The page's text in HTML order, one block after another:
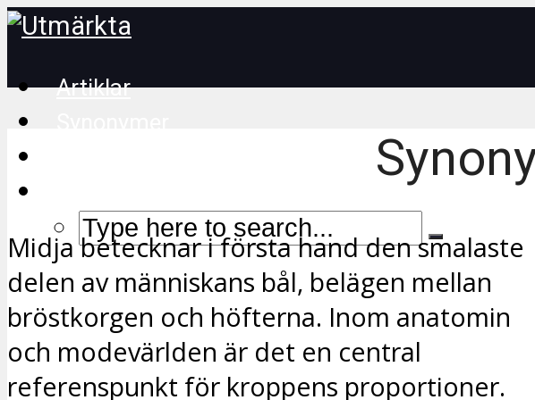
Artiklar
Midja betecknar i första hand den smalaste
delen av människans bål, belägen mellan
bröstkorgen och höfterna. Inom anatomin
och modevärlden är det en central
referenspunkt för kroppens proportioner.